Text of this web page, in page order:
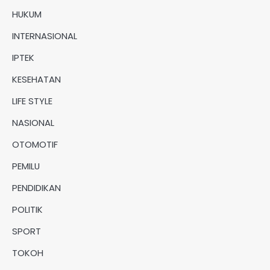
HUKUM
INTERNASIONAL
IPTEK
KESEHATAN
LIFE STYLE
NASIONAL
OTOMOTIF
PEMILU
PENDIDIKAN
POLITIK
SPORT
TOKOH